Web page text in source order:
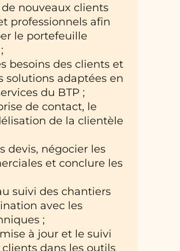
nouveaux clients
professionnels afin
le portefeuille
besoins des clients et
solutions adaptées en
du BTP ;
de contact, le
de la clientèle
devis, négocier les
et conclure les
suivi des chantiers
avec les
;
à jour et le suivi
clients dans les outils